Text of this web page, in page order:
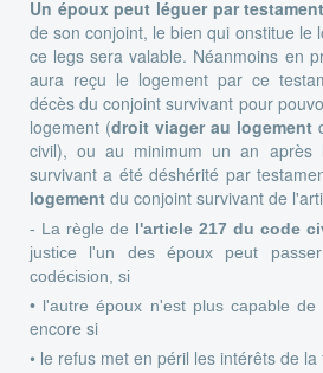
Un époux peut léguer par testament
de son conjoint, le bien qui onstitue le
ce legs sera valable. Néanmoins en
aura reçu le logement par ce
décès du conjoint survivant pour
logement (droit viager au logement
civil), ou au minimum un an après
survivant a été déshérité par
logement du conjoint survivant de
- La règle de l'article 217 du code
justice l'un des époux peut
codécision, si
• l'autre époux n'est plus capable de
encore si
• le refus met en péril les intérêts de la